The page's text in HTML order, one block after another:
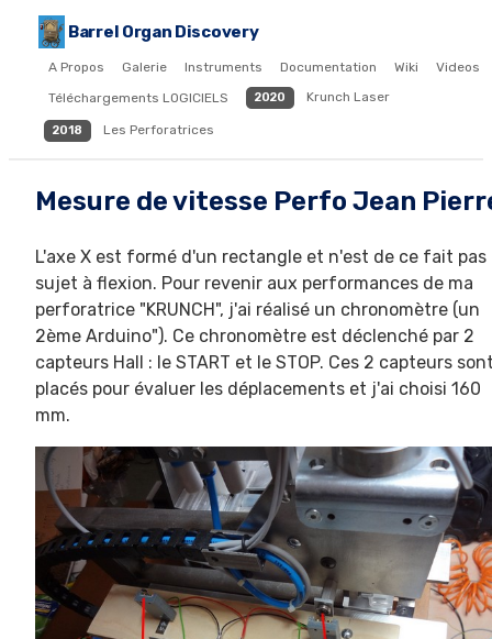
Barrel Organ Discovery
A Propos Galerie Instruments Documentation Wiki
Videos
Téléchargements LOGICIELS
2020 Krunch Laser
2018 Les Perforatrices
Mesure de vitesse Perfo Jean
L'axe X est formé d'un rectangle et n'est de ce fait pas
sujet à flexion. Pour revenir aux performances de ma
perforatrice "KRUNCH", j'ai réalisé un chronomètre (un
2ème Arduino"). Ce chronomètre est déclenché par 2
capteurs Hall : le START et le STOP. Ces 2 capteurs
placés pour évaluer les déplacements et j'ai choisi 160
mm.